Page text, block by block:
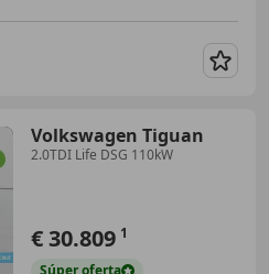
Volkswagen Tiguan
2.0TDI Life DSG 110kW
€ 30.809 1
Súperoferta